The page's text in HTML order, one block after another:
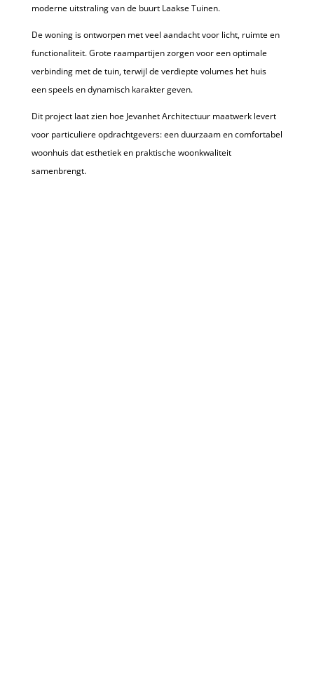
moderne uitstraling van de buurt Laakse Tuinen.
De woning is ontworpen met veel aandacht voor licht, ruimte en
functionaliteit. Grote raampartijen zorgen voor een optimale
verbinding met de tuin, terwijl de verdiepte volumes het huis
een speels en dynamisch karakter geven.
Dit project laat zien hoe Jevanhet Architectuur maatwerk levert
voor particuliere opdrachtgevers: een duurzaam en comfortabel
woonhuis dat esthetiek en praktische woonkwaliteit
samenbrengt.